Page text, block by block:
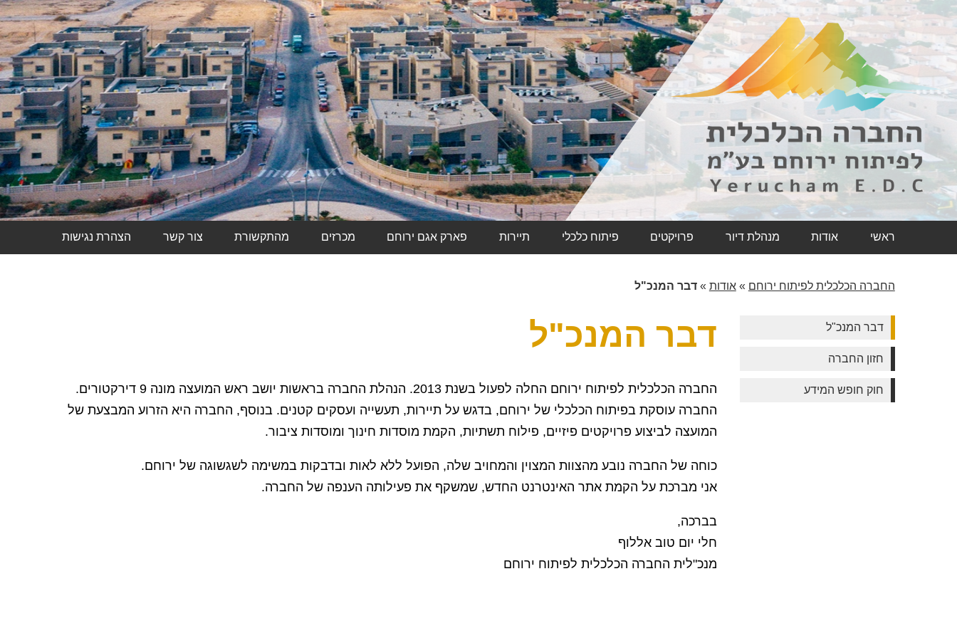
ראשי אודות מנהלת דיור פרויקטים פיתוח כלכלי תיירות פארק אגם ירוחם מכרזים מהתקשורת צור קשר הצהרת נגישות
החברה הכלכלית לפיתוח ירוחם »אודות »דבר המנכ"ל
דבר המנכ"ל
חזון החברה
חוק חופש המידע
דבר המנכ"ל
החברה הכלכלית לפיתוח ירוחם החלה לפעול בשנת 2013. הנהלת החברה בראשות יושב ראש המועצה מונה 9 דירקטורים.
החברה עוסקת בפיתוח הכלכלי של ירוחם, בדגש על תיירות, תעשייה ועסקים קטנים. בנוסף, החברה היא הזרוע המבצעת של
המועצה לביצוע פרויקטים פיזיים, פילוח תשתיות, הקמת מוסדות חינוך ומוסדות ציבור.
כוחה של החברה נובע מהצוות המצוין והמחויב שלה, הפועל ללא לאות ובדבקות במשימה לשגשוגה של ירוחם.
אני מברכת על הקמת אתר האינטרנט החדש, שמשקף את פעילותה הענפה של החברה.
בברכה,
חלי יום טוב אללוף
מנכ"לית החברה הכלכלית לפיתוח ירוחם